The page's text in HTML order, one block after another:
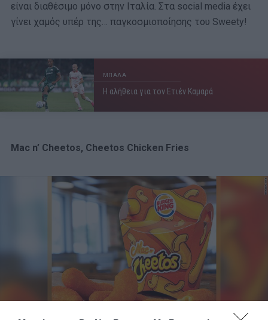
είναι διαθέσιμο μόνο στην Ιταλία. Στα social media έχει
γίνει χαμός υπέρ της… παγκοσμιοποίησης του Sweety!
ΜΠΑΛΑ
Η αλήθεια για τον Ετιέν Καμαρά
Mac n’ Cheetos, Cheetos Chicken Fries